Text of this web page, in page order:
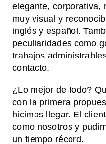
elegante, corporativa,
muy visual y
inglés y español.
peculiaridades como
trabajos
contacto.
¿Lo mejor de todo?
con la primera
hicimos llegar. El
como nosotros y
un tiempo récord.